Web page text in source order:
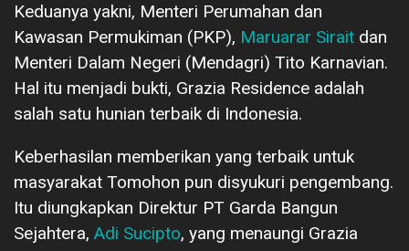
Keduanya yakni, Menteri Perumahan dan
Kawasan Permukiman (PKP), Maruarar Sirait dan
Menteri Dalam Negeri (Mendagri) Tito Karnavian.
Hal itu menjadi bukti, Grazia Residence adalah
salah satu hunian terbaik di Indonesia.
Keberhasilan memberikan yang terbaik untuk
masyarakat Tomohon pun disyukuri pengembang.
Itu diungkapkan Direktur PT Garda Bangun
Sejahtera, Adi Sucipto, yang menaungi Grazia